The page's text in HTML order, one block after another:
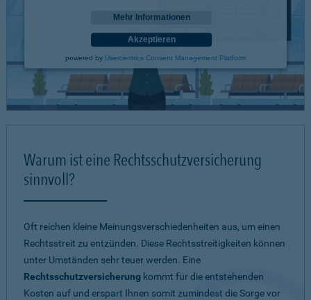
Mehr Informationen
Akzeptieren
powered by Usercentrics Consent Management Platform
Warum ist eine Rechtsschutzversicherung
sinnvoll?
Oft reichen kleine Meinungsverschiedenheiten aus, um einen
Rechtsstreit zu entzünden. Diese Rechtsstreitigkeiten können
unter Umständen sehr teuer werden. Eine
Rechtsschutzversicherung kommt für die entstehenden
Kosten auf und erspart Ihnen somit zumindest die Sorge vor